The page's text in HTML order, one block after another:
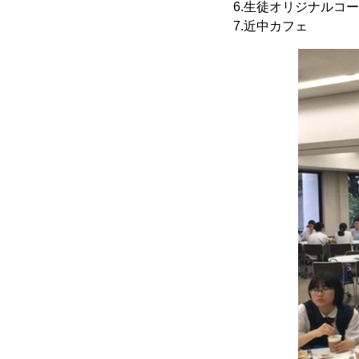
6.生徒オリジナルコ
7.近中カフェ